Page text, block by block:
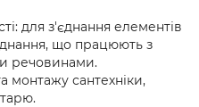
для з'єднання елементів
що працюють з
речовинами.
монтажу сантехніки,